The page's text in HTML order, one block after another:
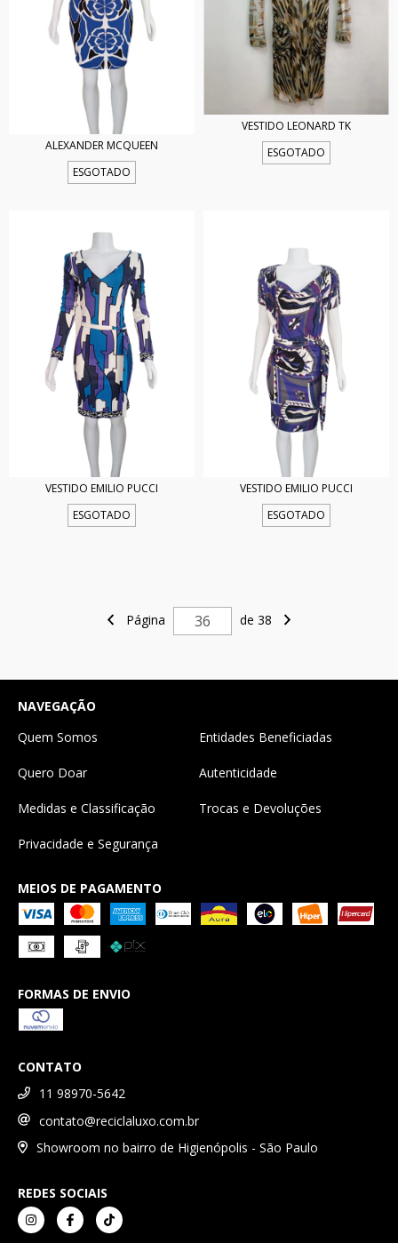
ALEXANDER MCQUEEN
ESGOTADO
VESTIDO LEONARD TK
ESGOTADO
VESTIDO EMILIO PUCCI
ESGOTADO
VESTIDO EMILIO PUCCI
ESGOTADO
Página de 38
NAVEGAÇÃO
Quem Somos
Entidades Beneficiadas
Quero Doar Autenticidade
Medidas e Classificação Trocas e Devoluções
Privacidade e Segurança
MEIOS DE PAGAMENTO
FORMAS DE ENVIO
CONTATO
11 98970-5642
contato@reciclaluxo.com.br
Showroom no bairro de Higienópolis - São Paulo
REDES SOCIAIS